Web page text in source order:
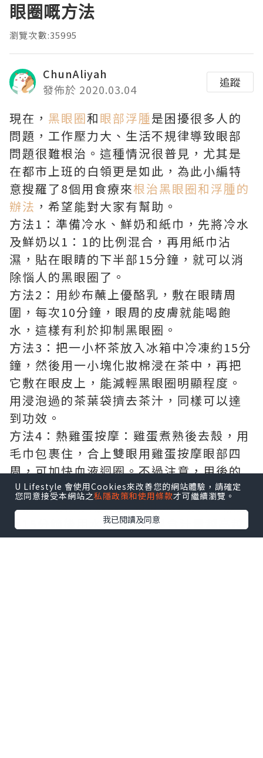
眼圈嘅方法
瀏覽次數:35995
ChunAliyah
發佈於 2020.03.04
追蹤
現在， 黑眼圈和眼部浮腫是困擾很多人的
問題，工作壓力大、生活不規律導致眼部
問題很難根治。這種情況很普見，尤其是
在都市上班的白領更是如此，為此小編特
意搜羅了8個用食療來根治黑眼圈和浮腫的
辦法 ，希望能對大家有幫助。
方法1：準備冷水、鮮奶和紙巾，先將冷水
及鮮奶以1：1的比例混合，再用紙巾沾
濕，貼在眼睛的下半部15分鐘，就可以消
除惱人的黑眼圈了。
方法2：用紗布蘸上優酪乳，敷在眼睛周
圍，每次10分鐘，眼周的皮膚就能喝飽
水，這樣有利於抑制黑眼圈。
方法3：把一小杯茶放入冰箱中冷凍約15分
鐘，然後用一小塊化妝棉浸在茶中，再把
它敷在眼皮上，能減輕黑眼圈明顯程度。
用浸泡過的茶葉袋擠去茶汁，同樣可以達
到功效。
方法4：熱雞蛋按摩：雞蛋煮熟後去殼，用
毛巾包裹住，合上雙眼用雞蛋按摩眼部四
周，可加快血液迴圈。不過注意，用後的
雞蛋恐怕是不能再吃了。
方法5：蘋果片敷眼：蘋果洗淨切片，敷上
眼15分鐘後用水洗淨。蘋果含汁量越高越
好。至於用過的蘋果片，當然也不能再食
U Lifestyle 會使用Cookies來改善您的網站體驗，請確定
您同意接受本網站之私隱政策和使用條款才可繼續瀏覽。
我已閱讀及同意